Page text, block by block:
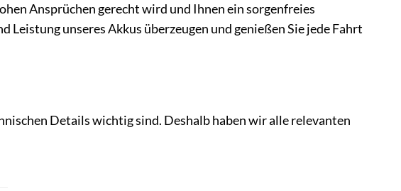
Ansprüchen gerecht wird und Ihnen ein sorgenfreies
unseres Akkus überzeugen und genießen Sie jede Fahrt
Details wichtig sind. Deshalb haben wir alle relevanten